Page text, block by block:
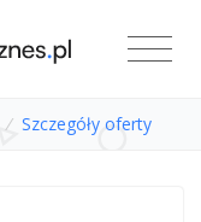
/ Szczegóły oferty